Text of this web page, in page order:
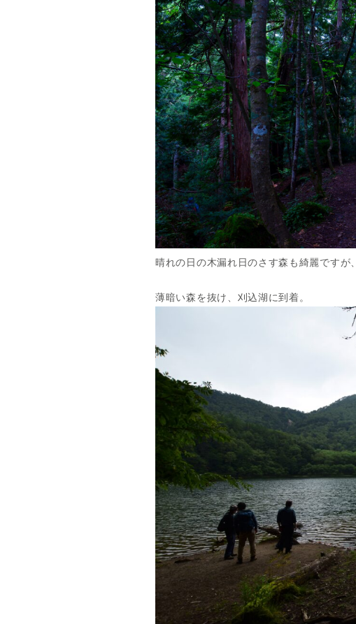
晴れの日の木漏れ日のさす森も綺麗です
薄暗い森を抜け、刈込湖に到着。